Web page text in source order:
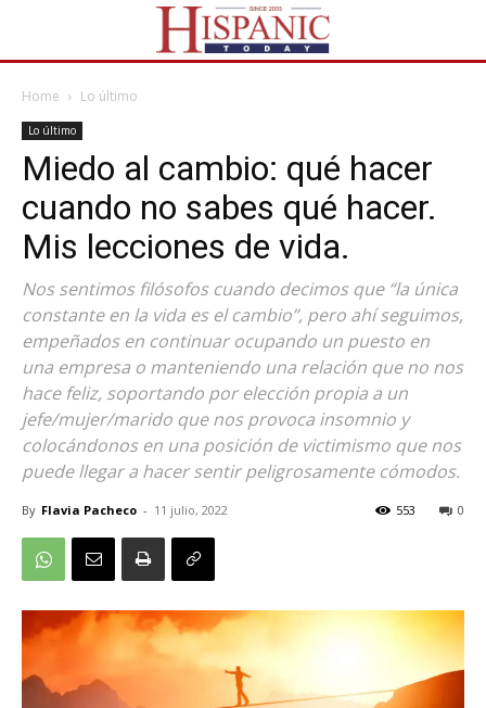
Home Lo último
Lo último
Miedo al cambio: qué hacer
cuando no sabes qué hacer.
Mis lecciones de vida.
Nos sentimos filósofos cuando decimos que “la única
constante en la vida es el cambio”, pero ahí seguimos,
empeñados en continuar ocupando un puesto en
una empresa o manteniendo una relación que no nos
hace feliz, soportando por elección propia a un
jefe/mujer/marido que nos provoca insomnio y
colocándonos en una posición de victimismo que nos
puede llegar a hacer sentir peligrosamente cómodos.
By Flavia Pacheco - 11 julio, 2022 0
553